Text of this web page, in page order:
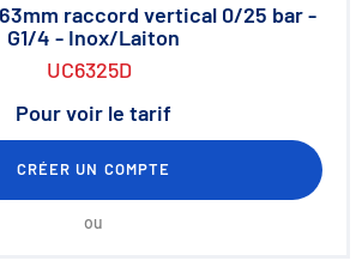
raccord vertical 0/25 bar -
G1/4 - Inox/Laiton
UC6325D
Pour voir le tarif
CRÉER UN COMPTE
ou